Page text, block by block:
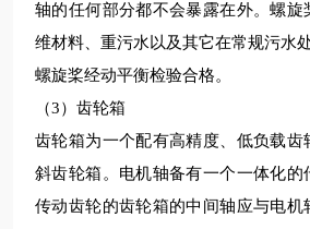
轴的任何部分都不会暴露在外。螺旋
维材料、重污水以及其它在常规污水
螺旋桨经动平衡检验合格。
（3）齿轮箱
齿轮箱为一个配有高精度、低负载齿
斜齿轮箱。电机轴备有一个一体化的
传动齿轮的齿轮箱的中间轴应与电机